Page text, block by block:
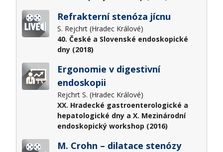
Refrakterní stenóza jícnu
S. Rejchrt (Hradec Králové)
40. České a Slovenské endoskopické
dny (2018)
Ergonomie v digestivní
endoskopii
Rejchrt S. (Hradec Králové)
XX. Hradecké gastroenterologické a
hepatologické dny a X. Mezinárodní
endoskopický workshop (2016)
M. Crohn – dilatace stenózy